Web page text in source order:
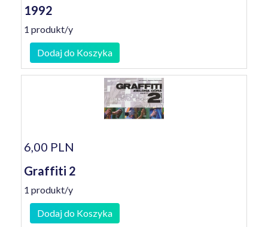
1992
1 produkt/y
Dodaj do Koszyka
6,00 PLN
Graffiti 2
1 produkt/y
Dodaj do Koszyka